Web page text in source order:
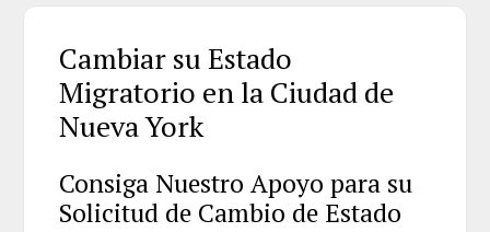
Cambiar su Estado
Migratorio en la Ciudad de
Nueva York
Consiga Nuestro Apoyo para su
Solicitud de Cambio de Estado